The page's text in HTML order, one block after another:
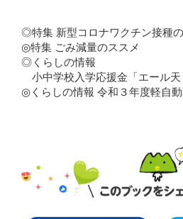
◎特集 新型コロナワクチン接種
◎特集 ごみ減量のススメ
◎くらしの情報
小中学校入学応援金「エール天
◎くらしの情報 令和３年度軽自